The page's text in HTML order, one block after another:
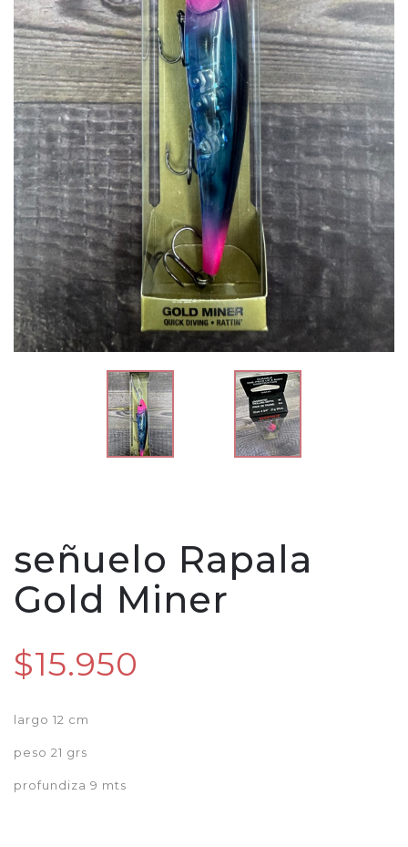
señuelo Rapala
Gold Miner
$15.950
largo 12 cm
peso 21 grs
profundiza 9 mts